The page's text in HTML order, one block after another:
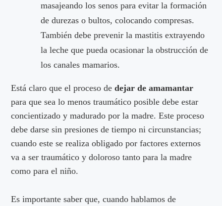
masajeando los senos para evitar la formación
de durezas o bultos, colocando compresas.
También debe prevenir la mastitis extrayendo
la leche que pueda ocasionar la obstrucción de
los canales mamarios.
Está claro que el proceso dedejar de amamantar
para que sea lo menos traumático posible debe estar
concientizado y madurado por la madre. Este proceso
debe darse sin presiones de tiempo ni circunstancias;
cuando este se realiza obligado por factores externos
va a ser traumático y doloroso tanto para la madre
como para el niño.
Es importante saber que, cuando hablamos de